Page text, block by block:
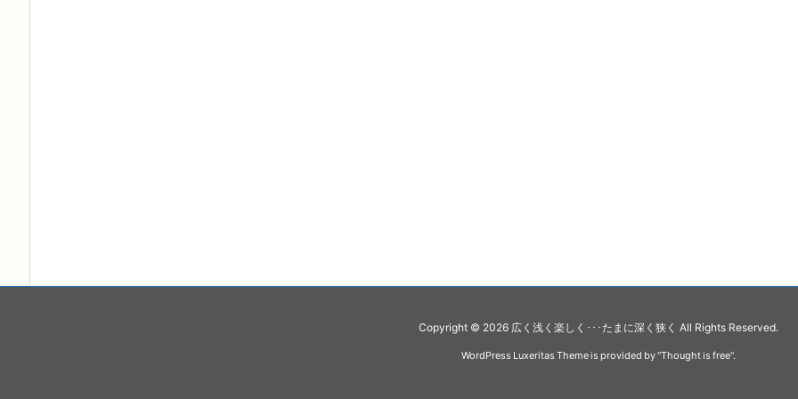
Copyright © 2026 広く浅く楽しく･･･たまに深く狭く All Rights Reserved.
WordPress Luxeritas Theme is provided by "Thought is free".